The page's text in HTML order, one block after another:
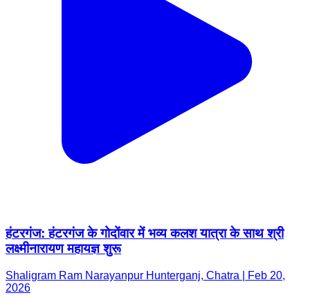
हंटरगंज: हंटरगंज के गोदोंवार में भव्य कलश यात्रा के साथ श्री
लक्ष्मीनारायण महायज्ञ शुरू
Shaligram Ram Narayanpur Hunterganj, Chatra | Feb 20,
2026